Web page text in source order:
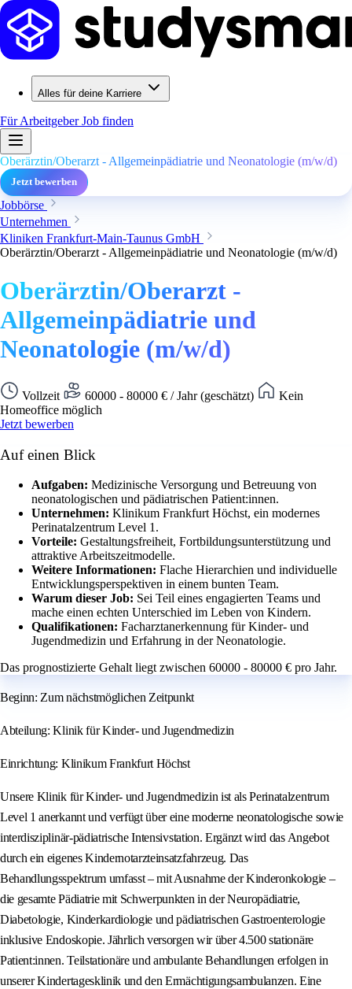
Alles für deine Karriere
Für ArbeitgeberJob finden
Oberärztin/Oberarzt - Allgemeinpädiatrie und Neonatologie (m/w/d)
Jetzt bewerben
Jobbörse
Unternehmen
Kliniken Frankfurt-Main-Taunus GmbH
Oberärztin/Oberarzt - Allgemeinpädiatrie und Neonatologie (m/w/d)
Oberärztin/Oberarzt -
Allgemeinpädiatrie und
Neonatologie (m/w/d)
Vollzeit 60000 - 80000 € / Jahr (geschätzt)
Kein
Homeoffice möglich
Jetzt bewerben
Auf einen Blick
Aufgaben: Medizinische Versorgung und Betreuung von
neonatologischen und pädiatrischen Patient:innen.
Unternehmen: Klinikum Frankfurt Höchst, ein modernes
Perinatalzentrum Level 1.
Vorteile: Gestaltungsfreiheit, Fortbildungsunterstützung und
attraktive Arbeitszeitmodelle.
Weitere Informationen: Flache Hierarchien und individuelle
Entwicklungsperspektiven in einem bunten Team.
Warum dieser Job: Sei Teil eines engagierten Teams und
mache einen echten Unterschied im Leben von Kindern.
Qualifikationen: Facharztanerkennung für Kinder- und
Jugendmedizin und Erfahrung in der Neonatologie.
Das prognostizierte Gehalt liegt zwischen 60000 - 80000 € pro Jahr.
Beginn: Zum nächstmöglichen Zeitpunkt
Abteilung: Klinik für Kinder- und Jugendmedizin
Einrichtung: Klinikum Frankfurt Höchst
Unsere Klinik für Kinder- und Jugendmedizin ist als Perinatalzentrum
Level 1 anerkannt und verfügt über eine moderne neonatologische sowie
interdisziplinär-pädiatrische Intensivstation. Ergänzt wird das Angebot
durch ein eigenes Kindernotarzteinsatzfahrzeug. Das
Behandlungsspektrum umfasst – mit Ausnahme der Kinderonkologie –
die gesamte Pädiatrie mit Schwerpunkten in der Neuropädiatrie,
Diabetologie, Kinderkardiologie und pädiatrischen Gastroenterologie
inklusive Endoskopie. Jährlich versorgen wir über 4.500 stationäre
Patient:innen. Teilstationäre und ambulante Behandlungen erfolgen in
unserer Kindertagesklinik und den Ermächtigungsambulanzen. Eine